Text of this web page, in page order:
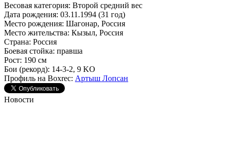
Весовая категория: Второй средний вес
Дата рождения: 03.11.1994 (31 год)
Место рождения: Шагонар, Россия
Место жительства: Кызыл, Россия
Страна: Россия
Боевая стойка: правша
Рост: 190 см
Бои (рекорд): 14-3-2, 9 KO
Профиль на Boxrec: Артыш Лопсан
Новости